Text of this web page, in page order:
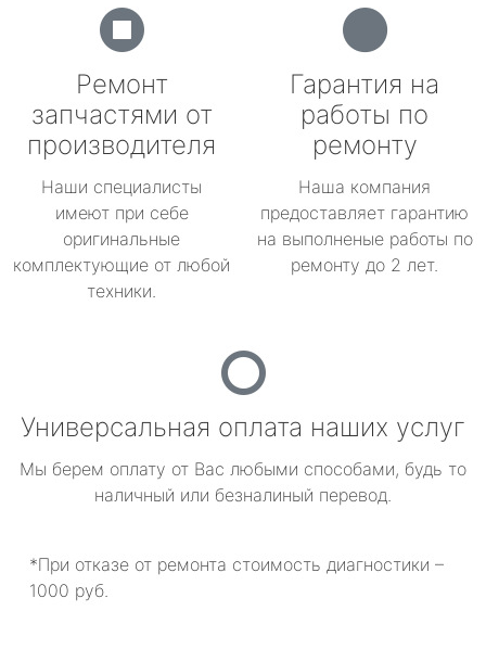
Ремонт
запчастями от
производителя
Наши специалисты
имеют при себе
оригинальные
комплектующие от любой
техники.
Гарантия на
работы по
ремонту
Наша компания
предоставляет гарантию
на выполненые работы по
ремонту до 2 лет.
Универсальная оплата наших услуг
Мы берем оплату от Вас любыми способами, будь то
наличный или безналиный перевод.
*При отказе от ремонта стоимость диагностики –
1000 руб.